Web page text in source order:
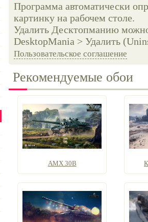
Программа автоматически
картинку на рабочем столе.
Удалить Десктопманию
DesktopMania > Удалить
Пользовательское соглашение
Рекомендуемые обои
AMX 30B